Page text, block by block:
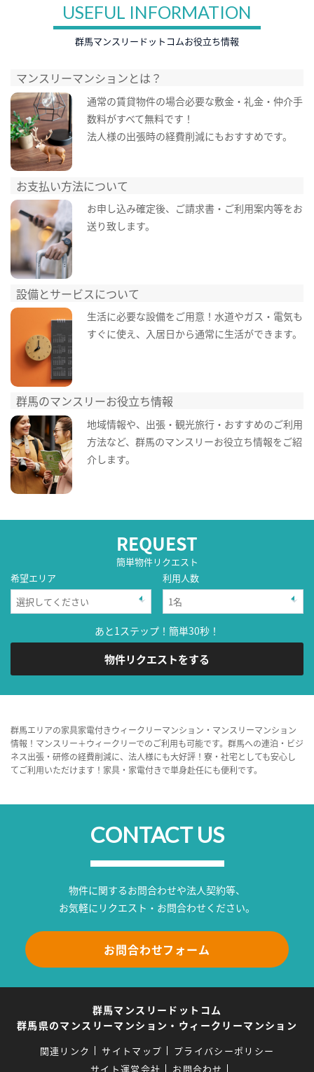
USEFUL INFORMATION
群馬マンスリードットコムお役立ち情報
マンスリーマンションとは？
通常の賃貸物件の場合必要な敷金・礼金・仲介手
数料がすべて無料です！
法人様の出張時の経費削減にもおすすめです。
お支払い方法について
お申し込み確定後、ご請求書・ご利用案内等をお
送り致します。
設備とサービスについて
生活に必要な設備をご用意！水道やガス・電気も
すぐに使え、入居日から通常に生活ができます。
群馬のマンスリーお役立ち情報
地域情報や、出張・観光旅行・おすすめのご利用
方法など、群馬のマンスリーお役立ち情報をご紹
介します。
REQUEST
簡単物件リクエスト
希望エリア
利用人数
あと1ステップ！簡単30秒！
物件リクエストをする
群馬エリアの家具家電付きウィークリーマンション・マンスリーマンション
情報！マンスリー＋ウィークリーでのご利用も可能です。群馬への連泊・ビジ
ネス出張・研修の経費削減に、法人様にも大好評！寮・社宅としても安心し
てご利用いただけます！家具・家電付きで単身赴任にも便利です。
CONTACT US
物件に関するお問合わせや法人契約等、
お気軽にリクエスト・お問合わせください。
お問合わせフォーム
群馬マンスリードットコム
群馬県のマンスリーマンション・ウィークリーマンション
関連リンク サイトマップ
プライバシーポリシー
サイト運営会社
お問合わせ